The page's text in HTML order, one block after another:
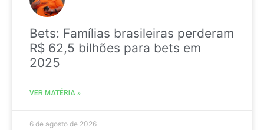
Bets: Famílias brasileiras perderam
R$ 62,5 bilhões para bets em
2025
VER MATÉRIA »
6 de agosto de 2026